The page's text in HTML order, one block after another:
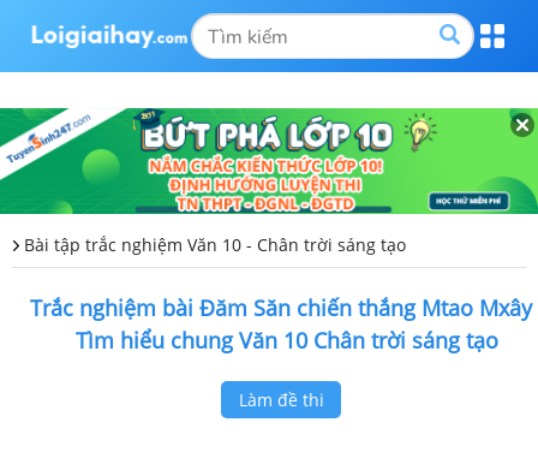
Bài tập trắc nghiệm Văn 10 - Chân trời sáng tạo
Trắc nghiệm bài Đăm Săn chiến thắng Mtao Mxây
Tìm hiểu chung Văn 10 Chân trời sáng tạo
Làm đề thi